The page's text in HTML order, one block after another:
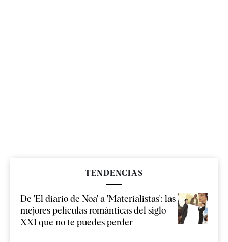
TENDENCIAS
De 'El diario de Noa' a 'Materialistas': las
mejores películas románticas del siglo
XXI que no te puedes perder